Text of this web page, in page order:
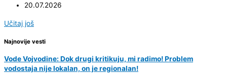
20.07.2026
Učitaj još
Najnovije vesti
Vode Vojvodine: Dok drugi kritikuju, mi radimo! Problem
vodostaja nije lokalan, on je regionalan!